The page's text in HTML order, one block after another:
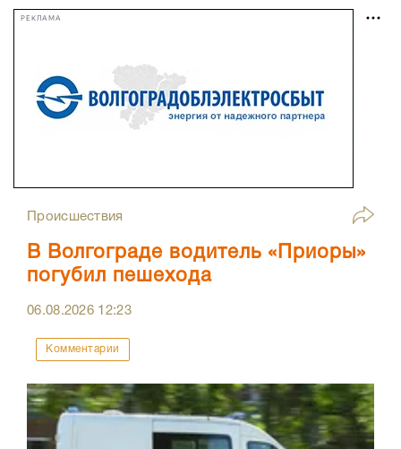
РЕКЛАМА
Происшествия
В Волгограде водитель «Приоры»
погубил пешехода
06.08.2026 12:23
Комментарии